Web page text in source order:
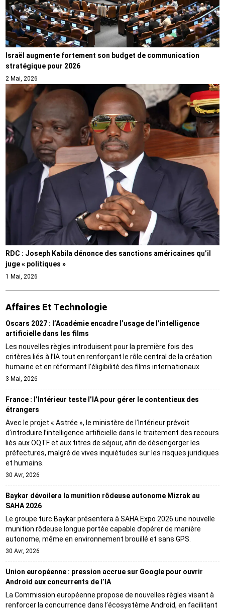
Israël augmente fortement son budget de communication
stratégique pour 2026
2 Mai, 2026
RDC : Joseph Kabila dénonce des sanctions américaines qu’il
juge « politiques »
1 Mai, 2026
Affaires Et Technologie
Oscars 2027 : l’Académie encadre l’usage de l’intelligence
artificielle dans les films
Les nouvelles règles introduisent pour la première fois des
critères liés à l’IA tout en renforçant le rôle central de la création
humaine et en réformant l’éligibilité des films internationaux
3 Mai, 2026
France : l’Intérieur teste l’IA pour gérer le contentieux des
étrangers
Avec le projet « Astrée », le ministère de l’Intérieur prévoit
d’introduire l’intelligence artificielle dans le traitement des recours
liés aux OQTF et aux titres de séjour, afin de désengorger les
préfectures, malgré de vives inquiétudes sur les risques juridiques
et humains.
30 Avr, 2026
Baykar dévoilera la munition rôdeuse autonome Mizrak au
SAHA 2026
Le groupe turc Baykar présentera à SAHA Expo 2026 une nouvelle
munition rôdeuse longue portée capable d’opérer de manière
autonome, même en environnement brouillé et sans GPS.
30 Avr, 2026
Union européenne : pression accrue sur Google pour ouvrir
Android aux concurrents de l’IA
La Commission européenne propose de nouvelles règles visant à
renforcer la concurrence dans l’écosystème Android, en facilitant